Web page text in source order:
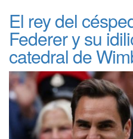
El rey del
Federer y su
catedral de